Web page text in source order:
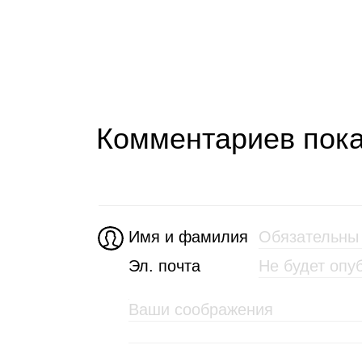
Комментариев
Имя и фамилия
Эл. почта